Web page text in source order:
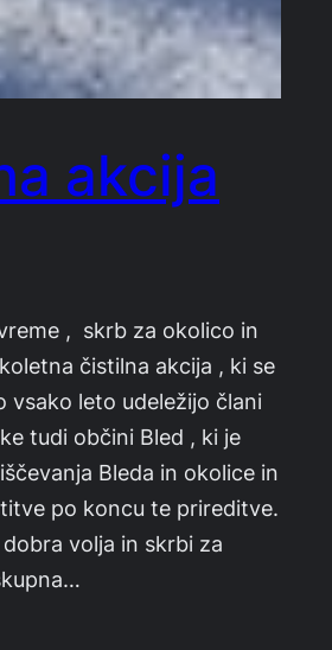
akcija
, skrb za okolico in
čistilna akcija , ki se
vsako leto udeležijo člani
tudi občini Bled , ki je
Bleda in okolice in
po koncu te prireditve.
volja in skrbi za